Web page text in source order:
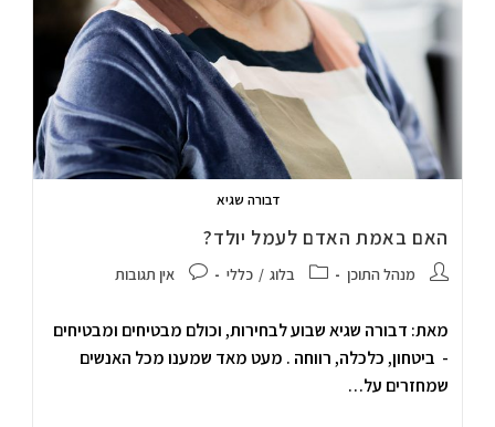
דבורה שגיא
האם באמת האדם לעמל יולד?
מנהל התוכן בלוג / כללי אין תגובות
מאת: דבורה שגיא שבוע לבחירות, וכולם מבטיחים ומבטיחים
- ביטחון, כלכלה, רווחה . מעט מאד שמענו מכל האנשים
שמחזרים על…